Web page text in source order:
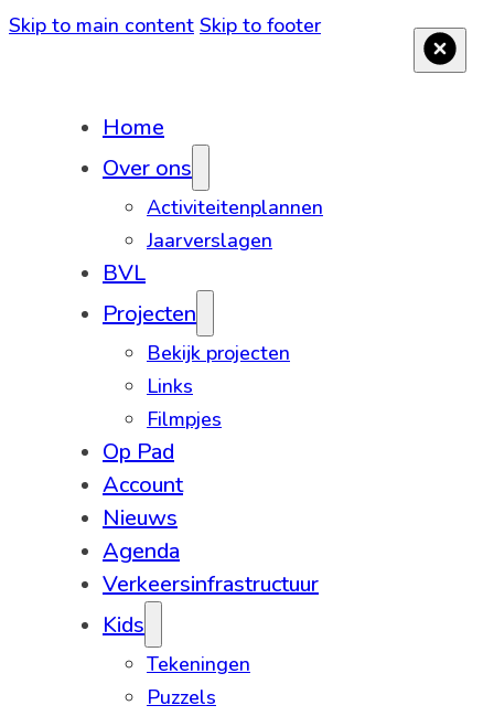
Skip to main content Skip to footer
Home
Over ons
Activiteitenplannen
Jaarverslagen
BVL
Projecten
Bekijk projecten
Links
Filmpjes
Op Pad
Account
Nieuws
Agenda
Verkeersinfrastructuur
Kids
Tekeningen
Puzzels